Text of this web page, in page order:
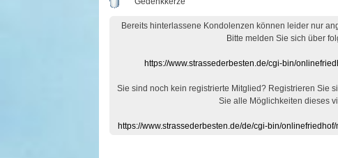
Bereits hinterlassene Kondolenzen können leider nur
Bitte melden Sie sich über
https://www.strassederbesten.de/cgi-bin/
Sie sind noch kein registrierte Mitglied? Registrieren Sie
Sie alle Möglichkeiten dieses
https://www.strassederbesten.de/de/cgi-bin/